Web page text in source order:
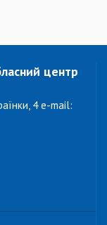
центр
4 e-mail: